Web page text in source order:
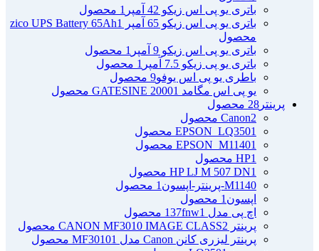
باتری یو پی اس زیکو 42 آمپر
1 محصول
باتری یو پی اس زیکو 65 آمپر zico UPS Battery 65Ah
1
محصول
باتری یو پی اس زیکو 9 آمپر
1 محصول
باتری یو پی زیکو 7.5 آمپر
1 محصول
باطری یو پی اس یوفو9 محصول
یو پی اس مگامد GATESINE 2000 1 محصول
پرینتر 28 محصول
Canon2 محصول
EPSON_LQ3501 محصول
EPSON_M11401 محصول
HP1 محصول
HP LJ M 507 DN1 محصول
M1140-پرینتر-اپسون
1 محصول
اپسون 1 محصول
اچ پی مدل 137fnw 1 محصول
پرینتر CANON MF3010 IMAGE CLASS 2 محصول
پرینتر لیزری کانن Canon مدل MF3010
1 محصول